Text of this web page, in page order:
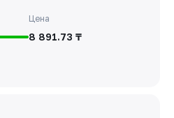
Цена
8 891.73 ₸